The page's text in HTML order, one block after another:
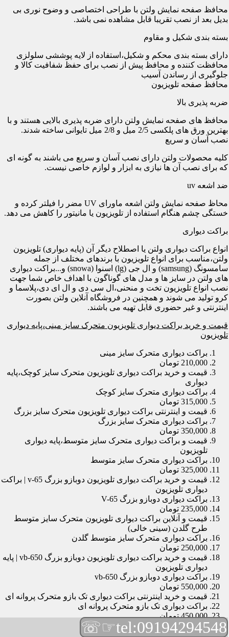
محافظ صفحه نمایش ولتن با طراحی اختصاصی و وضوح نوری بی
بدیل بعد از نصب تقریبا قابل مشاهده نمی باشد.
بسته بندی شکیل و مقاوم
دارای بسته بندی محکم و شکیل،استفاده از لایه پوششی سلولزی
محافظت کننده و محافظ پیش از نصب برای حفظ شفافیت کالا و
جلوگیری از رساندن آسیب
محافظ صفحه تلویزیون
ضربه پذیری بالا
محافظ های صفحه نمایش ولتن دارای ضربه پذیری بالایی هستند و با
بهترین ورق های پلکسی 2/5 میل و 2/8 میل تایوانی ساخته شدند.
نصب آسان و سریع
کلیه محصولات ولتن دارای نصب آسان و سریع می باشند به گونه ای
که برای نصب آن ها نیازی به ابزار و لوازم خاصی نیست.
ضد اشعه uv
محاظ صفحه نمایش ولتن اشعه ماورای UV مضر را فیلتر کرده و
خستگی چشم هنگام استفاده از تلویزیون یا مانیتور را کاهش می دهد.
براکت دیواری
انواع براکت دیواری ولتن یا اصطلاح دیگر آن (پایه دیواری) تلویزیون
ولتن،مناسب برای انواع تلویزیون با برندهای مختلف از جمله
سامسونگ (samsung) و ال جی (lg) اسنوا (snowa) و...براکت دیواری
های ولتن در سایز ها و مدل های گوناگون با اهداف خاص شما جهت
نصب انواع تلویزیون تخت و منحنی،ال سی دی و ال ای دی،پلاسما و
کرو تولید می شوند و همچنین در فروشگاه آنلاین ولتن بصورت
اینترنتی و غیر حضوری قابل تهیه می باشند.
قیمت و خرید براکت دیواری تلویزیون متحرک سایز مینی،پایه دیواری
تلویزیون
براکت دیواری متحرک سایز مینی
210,000 تومان
قیمت و خرید براکت دیواری تلویزیون متحرک سایز کوچک،پایه
دیواری
براکت دیواری متحرک سایز کوچک
315,000 تومان
قیمت و اینترنتی براکت دیواری تلویزیون متحرک سایز بزرگ
براکت دیواری متحرک سایز بزرگ
350,000 تومان
قیمت و براکت دیواری متحرک سایز متوسط،پایه دیواری
تلویزیون
براکت دیواری متحرک سایز متوسط
325,000 تومان
قیمت و خرید براکت دیواری تلویزیون دوبازو بزرگ v-65 | براکت
دیواری تلویزیون
براکت دیواری دوبازو بزرگ V-65
235,000 تومان
قیمت و آنلاین براکت دیواری تلویزیون متحرک سایز متوسط
طرح گلدن (سینی خالی)
براکت دیواری متحرک سایز متوسط گلدن
250,000 تومان
قیمت و خرید براکت دیواری تلویزیون دوبازو بزرگ vb-650 | پایه
دیواری تلویزیون
براکت دیواری دوبازو بزرگ vb-650
550,000 تومان
قیمت و خرید اینترنتی براکت دیواری تک بازو متحرک پروانه ای
براکت دیواری تک بازو متحرک پروانه ای
450,000 تومان
قیمت و براکت دیواری تلویزیون مچی | براکت دیواری تلویزیون
tel:09194294548
☞☏